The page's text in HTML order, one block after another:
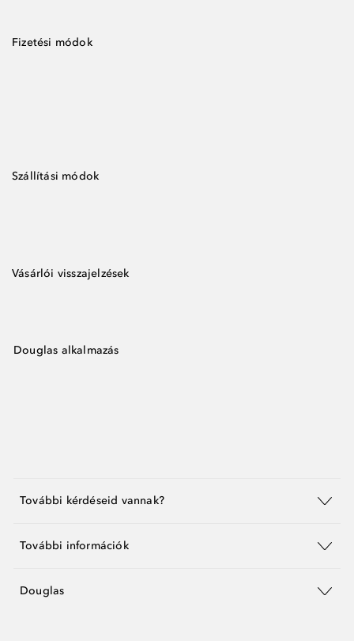
Fizetési módok
Szállítási módok
Vásárlói visszajelzések
Douglas alkalmazás
További kérdéseid vannak?
További információk
Douglas